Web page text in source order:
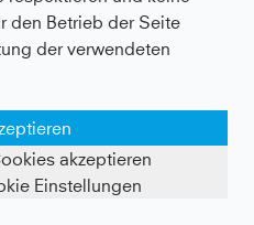
bevor du
10%-
Impressum
den Betrieb der Seite
der verwendeten
akzeptieren
Einstellungen